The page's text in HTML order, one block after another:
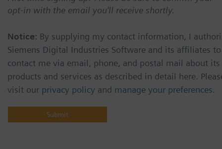
opt-in with the email you'll receive shortly.
Notice: By supplying my contact information, I
Siemens Digital Industries Software and its affiliates to
contact me via email, phone, and postal mail about its
products and services as described in detail here.
visit our privacy policy and manage your preferences.